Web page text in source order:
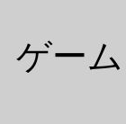
ゲー